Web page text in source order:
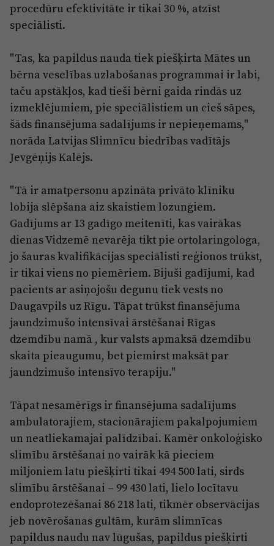
procedūru efektivitāte ir tikai 30 %, atzīst
speciālisti.
"Tas, ka papildus nauda tiek piešķirta Mātes un
bērna veselības uzlabošanas programmai ir labi,
taču apstākļos, kad tieši bērni gaida rindās uz
izmeklējumiem, pie speciālistiem un cieš sāpes,
šāds finansējuma sadalījums ir nepieņemams,"
norāda Latvijas Slimnīcu biedrības vadītājs
Jevgēņijs Kalējs.
"Tā ir amatpersonu apzināta privāto klīniku
lobija slēpšana aiz skaistiem lozungiem.
Gadījums ar 13 gadīgo meitenīti, kas vairākas
dienas Vidzemē nevarēja tikt pie ortolaringologa,
jo šauras kvalifikācijas speciālisti reģionos trūkst,
ir tikai viens no piemēriem. Bijuši gadījumi, kad
pacients ar asiņojošu degunu tiek vests no
Daugavpils uz Rīgu. Tāpat trūkst finansējuma
jaundzimušo intensīvai ārstēšanai Rīgas
dzemdību namā , kur valsts apmaksā dzemdību
skaita pieaugumu, bet piemirst maksāt par
jaundzimušo intensīvo terapiju."
Tāpat nesamērīgs ir finansējuma sadalījums
ambulatorajiem, stacionārajiem pakalpojumiem
un neatliekamajai palīdzībai. Kamēr onkoloģisko
slimību ārstēšanai no vairāk kā pieciem
miljoniem latu piešķirti tikai 494 500 lati, sirds
slimību ārstēšanai – 99 430 lati, lielo locītavu
endoprotezēšanai 86 218 lati, tikmēr observācijas
jeb novērošanas gultām, kurām slimnīcas
papildus naudu nav lūgušas, papildus piešķirti